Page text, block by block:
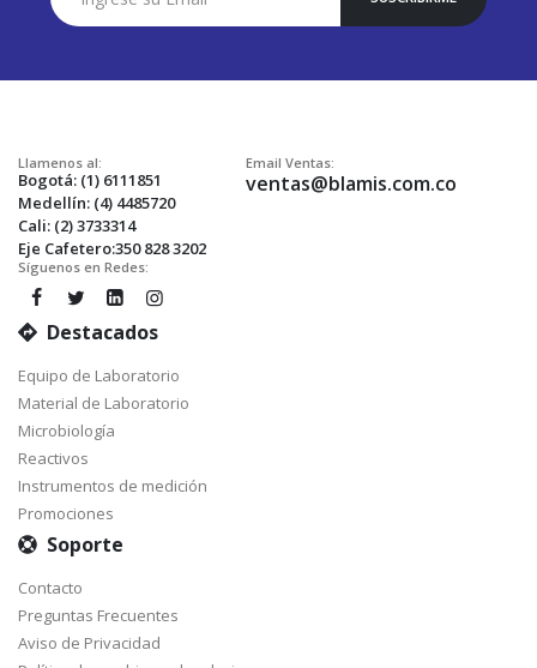
Nuestro
Llamenos al:
Bogotá: (1) 6111851
Medellín: (4) 4485720
Cali: (2) 3733314
Eje Cafetero:350 828 3202
Email Ventas:
ventas@blamis.com.co
Síguenos en Redes:
Destacados
Equipo de Laboratorio
Material de Laboratorio
Microbiología
Reactivos
Instrumentos de medición
Promociones
Soporte
Contacto
Preguntas Frecuentes
Aviso de Privacidad